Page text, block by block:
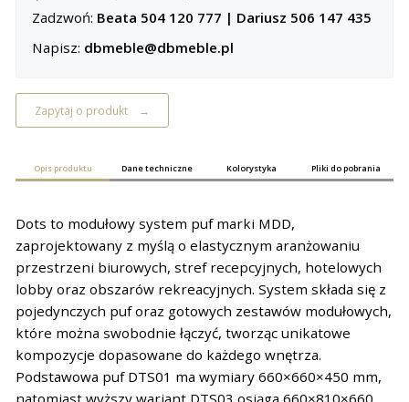
Zadzwoń: Beata 504 120 777 | Dariusz 506 147 435
Napisz: dbmeble@dbmeble.pl
Zapytaj o produkt
Opis produktu Dane techniczne Kolorystyka Pliki do pobrania
Dots to modułowy system puf marki MDD,
zaprojektowany z myślą o elastycznym aranżowaniu
przestrzeni biurowych, stref recepcyjnych, hotelowych
lobby oraz obszarów rekreacyjnych. System składa się z
pojedynczych puf oraz gotowych zestawów modułowych,
które można swobodnie łączyć, tworząc unikatowe
kompozycje dopasowane do każdego wnętrza.
Podstawowa puf DTS01 ma wymiary 660×660×450 mm,
natomiast wyższy wariant DTS03 osiąga 660×810×660